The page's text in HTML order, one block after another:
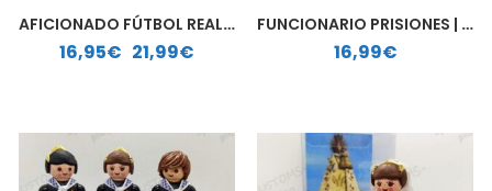
AFICIONADO FÚTBOL REAL SOCIEDAD | PLAYMOBIL PERSONALIZADO
16,95€ 21,99€
Rango de precios: desde 16,95€ hasta 21,99€
FUNCIONARIO PRISIONES | PLAYMOBIL PERSONALIZADO
16,99€